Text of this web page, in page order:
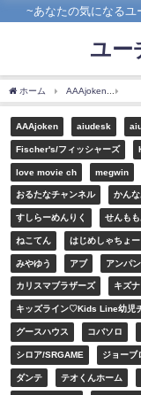
~あなたの気になるユ
ユー
ホーム AAAjoken
AAAjoken aiudesk
Fischer's/フィッシャーズ
love movie ch megwin
おるたなチャンネル かんな
すしらーめんりく せんも
ねこてん はじめしゃちょー
みやゆう アブ アンパ
カリスマブラザーズ キズ
キッズライン♡Kids Line幼児
グースハウス コバソロ
シロア/SRGAME ジョーブ
ダンテ テオくんホーム